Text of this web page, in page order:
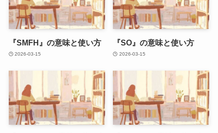
『SMFH』の意味と使い方
2026-03-15
『SO』の意味と使い方
2026-03-15